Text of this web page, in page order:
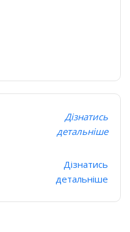
Дізнатись
детальніше
Дізнатись
детальніше